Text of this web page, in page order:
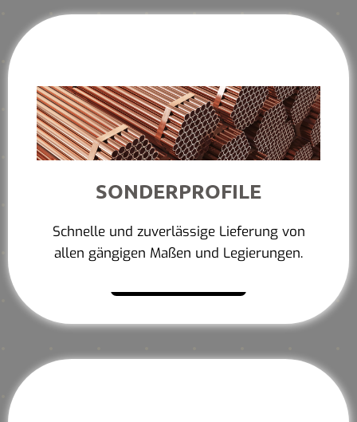
SONDERPROFILE
Schnelle und zuverlässige Lieferung von
allen gängigen Maßen und Legierungen.